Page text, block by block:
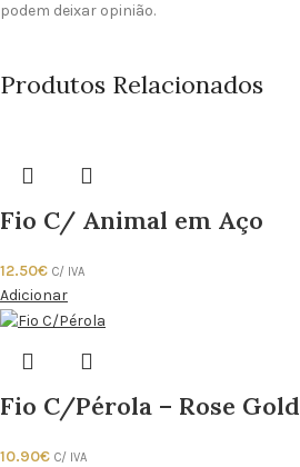
podem deixar opinião.
Produtos Relacionados
Fio C/ Animal em Aço
12.50€ C/ IVA
Adicionar
Fio C/Pérola – Rose Gold
10.90€ C/ IVA